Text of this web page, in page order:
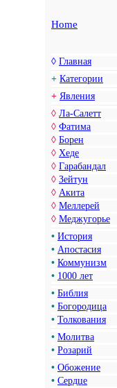
Home
◊ Главная
+ Категории
+ Явления
◊ Ла-Салетт
◊ Фатима
◊ Борен
◊ Хеде
◊ Гарабандал
◊ Зейтун
◊ Акита
◊ Меллерей
◊ Меджугорье
• История
• Апостасия
• Коммунизм
• 1000 лет
• Библия
• Богородица
• Толкования
• Молитва
• Розарий
• Обожение
• Сердце